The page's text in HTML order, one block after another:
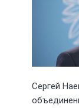
Сергей